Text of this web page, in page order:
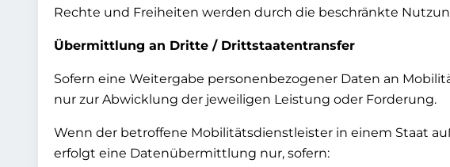
Rechte und Freiheiten werden durch die beschränkte
Übermittlung an Dritte / Drittstaatentransfer
Sofern eine Weitergabe personenbezogener Daten an
nur zur Abwicklung der jeweiligen Leistung oder Forderung.
Wenn der betroffene Mobilitätsdienstleister in einem Staat
erfolgt eine Datenübermittlung nur, sofern: